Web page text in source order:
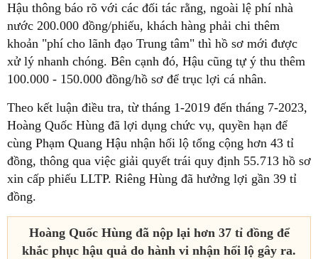
Hậu thông báo rõ với các đối tác rằng, ngoài lệ phí nhà
nước 200.000 đồng/phiếu, khách hàng phải chi thêm
khoản "phí cho lãnh đạo Trung tâm" thì hồ sơ mới được
xử lý nhanh chóng. Bên cạnh đó, Hậu cũng tự ý thu thêm
100.000 - 150.000 đồng/hồ sơ để trục lợi cá nhân.
Theo kết luận điều tra, từ tháng 1-2019 đến tháng 7-2023,
Hoàng Quốc Hùng đã lợi dụng chức vụ, quyền hạn để
cùng Phạm Quang Hậu nhận hối lộ tổng cộng hơn 43 tỉ
đồng, thông qua việc giải quyết trái quy định 55.713 hồ sơ
xin cấp phiếu LLTP. Riêng Hùng đã hưởng lợi gần 39 tỉ
đồng.
Hoàng Quốc Hùng đã nộp lại hơn 37 tỉ đồng để
khắc phục hậu quả do hành vi nhận hối lộ gây ra.